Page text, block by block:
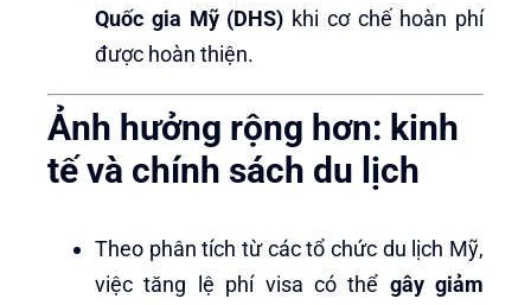
Quốc gia Mỹ (DHS) khi cơ chế hoàn phí
được hoàn thiện.
Ảnh hưởng rộng hơn: kinh
tế và chính sách du lịch
Theo phân tích từ các tổ chức du lịch Mỹ,
việc tăng lệ phí visa có thể gây giảm